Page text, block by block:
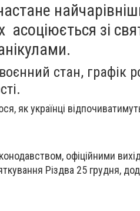
асоціюється зі
стан, графік
як українці
офіційними
Різдва 25 грудня,